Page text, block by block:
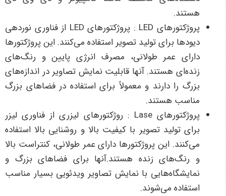
هستند.
پروژکتورهای LED : پروژکتورهای LED از فناوری نوردهی
دیودها برای تولید تصویر استفاده می‌کنند. این پروژکتورها
دارای عمر طولانی، مصرف انرژی پایین و رنگ‌های
زنده‌ای هستند. آنها قابلیت نمایش تصاویر در اندازه‌های
بزرگ را دارند و معمولاً برای استفاده در فضاهای بزرگ
مناسب هستند.
پروژکتورهای Lase : روژکتورهای لیزری از فناوری لیزر
برای تولید تصویر با کیفیت بالا و روشنایی بالا استفاده
می‌کنند. این پروژکتورها دارای عمر طولانی، کنتراست بالا
و رنگ‌های زنده هستند.آنها برای فضاهای بزرگ و
نمایشگاه‌هایی با نمایش تصاویر ویدئویی بسیار مناسب
استفاده می‌شوند.